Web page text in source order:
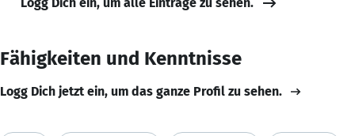
Fähigkeiten und Kenntnisse
Logg Dich jetzt ein, um das ganze Profil zu sehen.